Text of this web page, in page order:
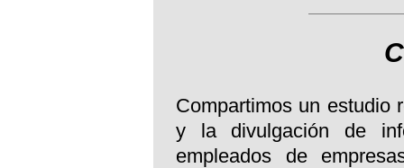
Compartimos un estudio
y la divulgación de
empleados de